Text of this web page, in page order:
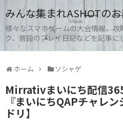
みんな集まれASHOTの
様々なスマホゲームの大会情報、
ク、普段のプレイ日記などを記事に
ホーム ソシャゲ
Mirrativまいにち配信
『まいにちQAPチャレ
ドリ】